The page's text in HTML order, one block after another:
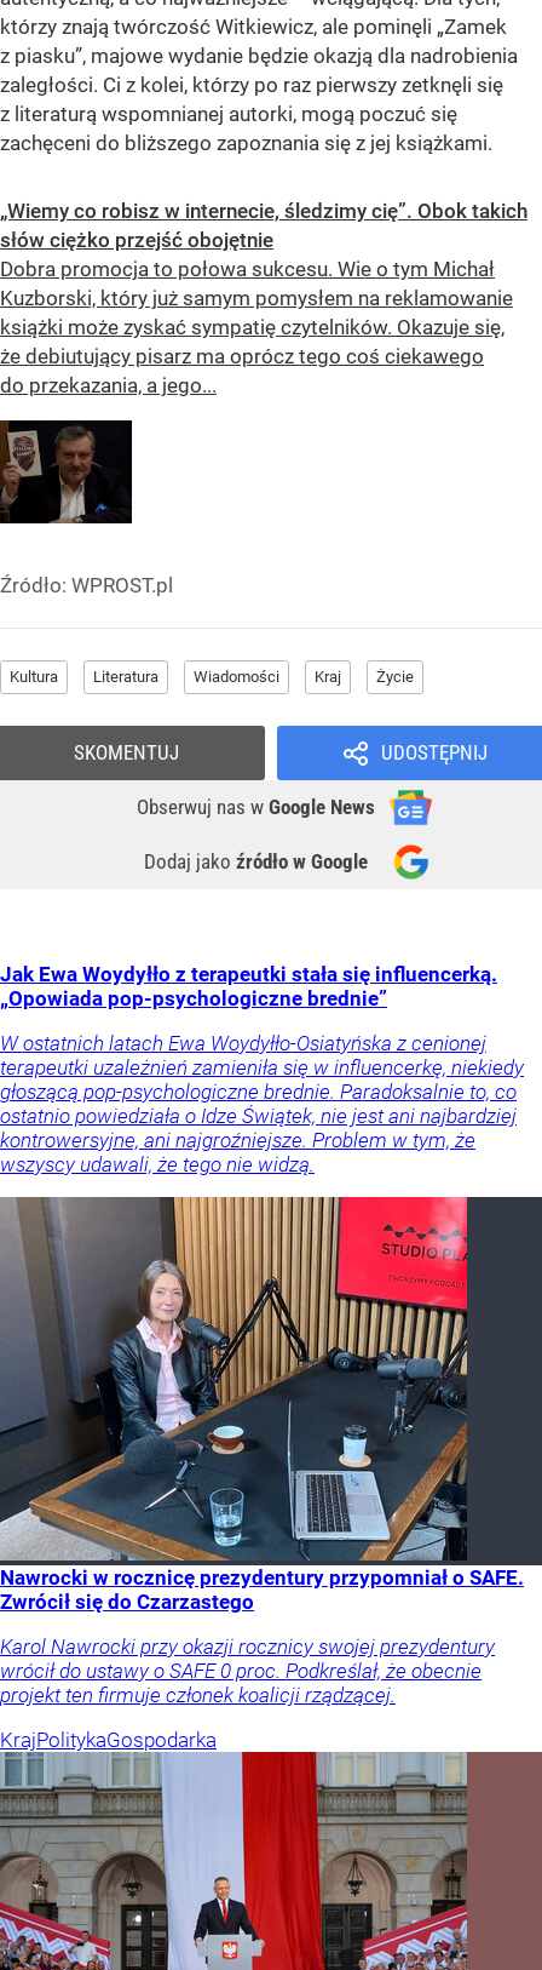
którzy znają twórczość Witkiewicz, ale pominęli „Zamek
z piasku”, majowe wydanie będzie okazją dla nadrobienia
zaległości. Ci z kolei, którzy po raz pierwszy zetknęli się
z literaturą wspomnianej autorki, mogą poczuć się
zachęceni do bliższego zapoznania się z jej książkami.
„Wiemy co robisz w internecie, śledzimy cię”. Obok takich
słów ciężko przejść obojętnie
Dobra promocja to połowa sukcesu. Wie o tym Michał
Kuzborski, który już samym pomysłem na reklamowanie
książki może zyskać sympatię czytelników. Okazuje się,
że debiutujący pisarz ma oprócz tego coś ciekawego
do przekazania, a jego...
Źródło: WPROST.pl
Kultura Literatura Wiadomości Kraj Życie
UDOSTĘPNIJ
Obserwuj nas w Google News
Dodaj jako źródło w Google
SKOMENTUJ
Jak Ewa Woydyłło z terapeutki stała się influencerką.
„Opowiada pop-psychologiczne brednie”
W ostatnich latach Ewa Woydyłło-Osiatyńska z cenionej
terapeutki uzależnień zamieniła się w influencerkę, niekiedy
głoszącą pop-psychologiczne brednie. Paradoksalnie to, co
ostatnio powiedziała o Idze Świątek, nie jest ani najbardziej
kontrowersyjne, ani najgroźniejsze. Problem w tym, że
wszyscy udawali, że tego nie widzą.
Nawrocki w rocznicę prezydentury przypomniał o SAFE.
Zwrócił się do Czarzastego
Karol Nawrocki przy okazji rocznicy swojej prezydentury
wrócił do ustawy o SAFE 0 proc. Podkreślał, że obecnie
projekt ten firmuje członek koalicji rządzącej.
KrajPolitykaGospodarka